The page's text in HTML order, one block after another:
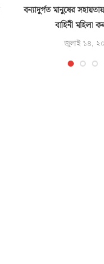
বন্যাদুর্গত মানুষের
বাহিনী মহিলা
জুলাই ১৪,